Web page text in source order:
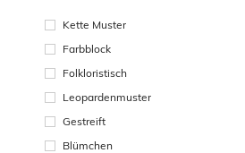
Kette Muster
Farbblock
Folkloristisch
Leopardenmuster
Gestreift
Blümchen